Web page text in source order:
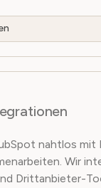
nahtlos mit
Wir
Drittanbieter-